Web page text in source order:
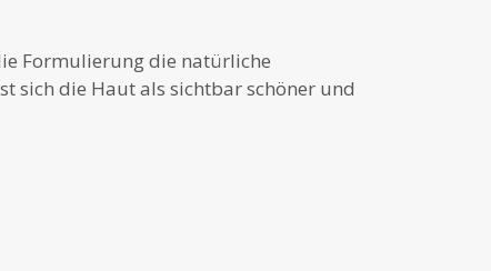
Formulierung die natürliche
sich die Haut als sichtbar schöner und